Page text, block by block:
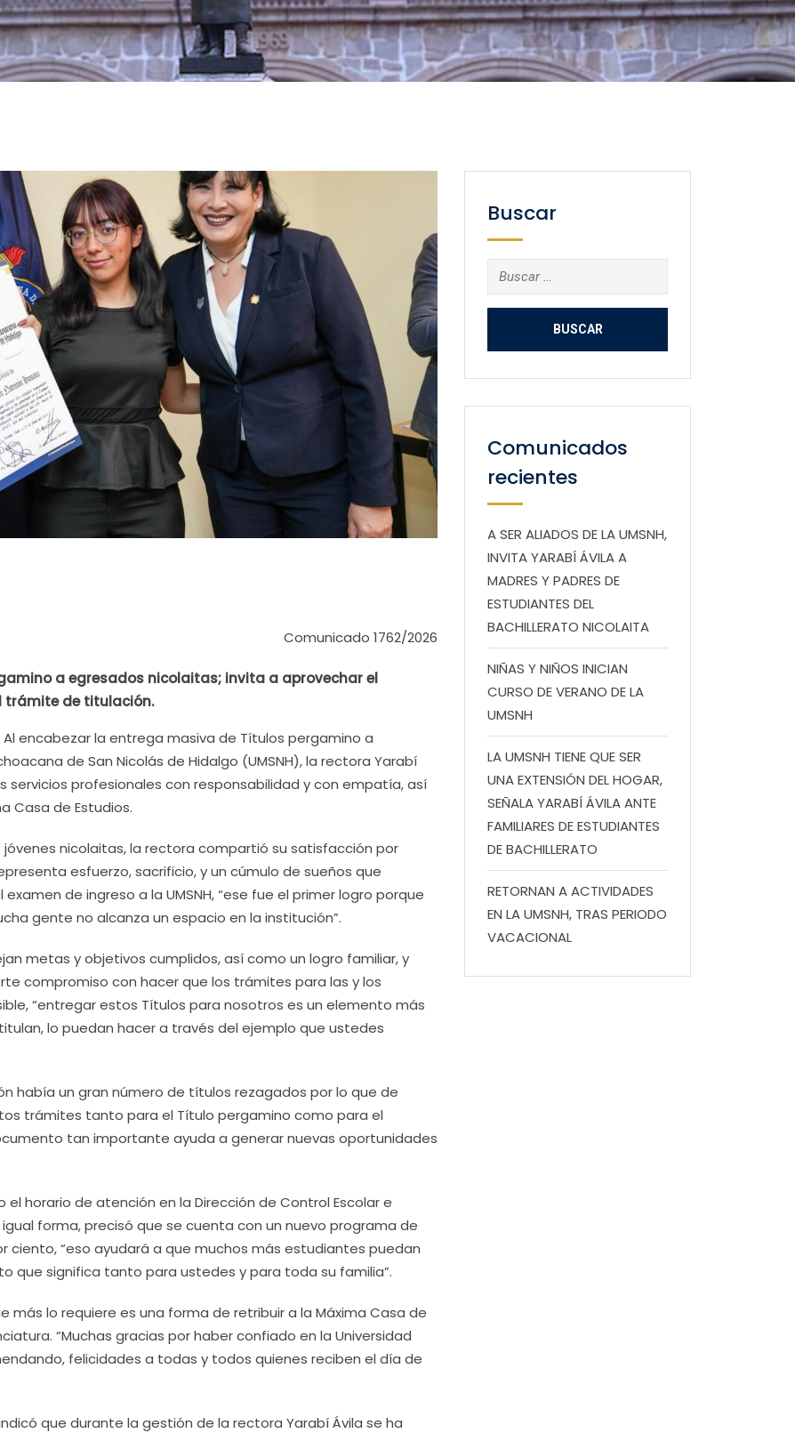
Comunicado 1762/2026
a egresados nicolaitas; invita a aprovechar el
trámite de titulación.
Al encabezar la entrega masiva de Títulos pergamino a
de San Nicolás de Hidalgo (UMSNH), la rectora Yarabí
servicios profesionales con responsabilidad y con empatía, así
Casa de Estudios.
nicolaitas, la rectora compartió su satisfacción por
esfuerzo, sacrificio, y un cúmulo de sueños que
de ingreso a la UMSNH, “ese fue el primer logro porque
gente no alcanza un espacio en la institución”.
metas y objetivos cumplidos, así como un logro familiar, y
compromiso con hacer que los trámites para las y los
“entregar estos Títulos para nosotros es un elemento más
lo puedan hacer a través del ejemplo que ustedes
había un gran número de títulos rezagados por lo que de
trámites tanto para el Título pergamino como para el
tan importante ayuda a generar nuevas oportunidades
horario de atención en la Dirección de Control Escolar e
forma, precisó que se cuenta con un nuevo programa de
“eso ayudará a que muchos más estudiantes puedan
que significa tanto para ustedes y para toda su familia”.
más lo requiere es una forma de retribuir a la Máxima Casa de
“Muchas gracias por haber confiado en la Universidad
felicidades a todas y todos quienes reciben el día de
que durante la gestión de la rectora Yarabí Ávila se ha
Buscar
Buscar:
Comunicados
recientes
A SER ALIADOS DE LA UMSNH,
INVITA YARABÍ ÁVILA A
MADRES Y PADRES DE
ESTUDIANTES DEL
BACHILLERATO NICOLAITA
NIÑAS Y NIÑOS INICIAN
CURSO DE VERANO DE LA
UMSNH
LA UMSNH TIENE QUE SER
UNA EXTENSIÓN DEL HOGAR,
SEÑALA YARABÍ ÁVILA ANTE
FAMILIARES DE ESTUDIANTES
DE BACHILLERATO
RETORNAN A ACTIVIDADES
EN LA UMSNH, TRAS PERIODO
VACACIONAL